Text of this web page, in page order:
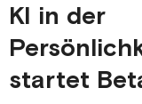
KI in der
startet